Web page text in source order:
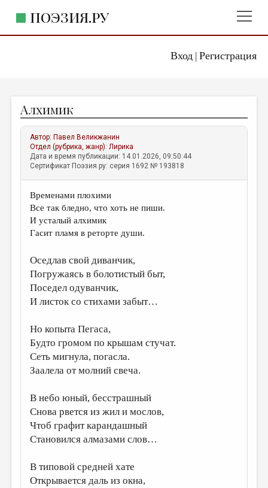
Вход| Регистрация
ПОЭЗИЯ.РУ
ЖАНРЫ
АВТОРЫ
КОММЕНТАРИИ
ЛИТСАЛОН
НОВОСТИ
ПРАВИЛА САЙТА
ИЗБРАННОЕ
ДАЙДЖЕСТ
ПРОИЗВЕДЕНИЯ
ПЕРЕВОДЫ
КОНКУРСЫ
ДЕТСКАЯ КОМНАТА
ОБЗОР ЛИТЕРАТУРЫ
СТРАНИЦЫ ПАМЯТИ
КОЛОНКА РЕДАКТОРА
Алхимик
Автор: Павел Великжанин
Отдел (рубрика, жанр):Лирика
Дата и время публикации: 14.01.2026, 09:50:44
Сертификат Поэзия.ру: серия 1692 № 193818
Временами плохими
Все так бледно, что хоть не пиши.
И усталый алхимик
Гасит пламя в реторте души.
Оседлав свой диванчик,
Погружаясь в болотистый быт,
Поседел одуванчик,
И листок со стихами забыт…
Но копыта Пегаса,
Будто громом по крышам стучат.
Сеть мигнула, погасла.
Заалела от молний свеча.
В небо юный, бесстрашный
Снова рвется из жил и мослов,
Чтоб графит карандашный
Становился алмазами слов…
В типовой средней хате
Открывается даль из окна,